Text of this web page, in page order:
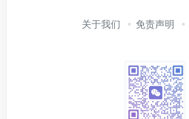
关于我们 免责声明